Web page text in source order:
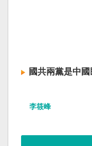
國共兩黨是中
李筱峰